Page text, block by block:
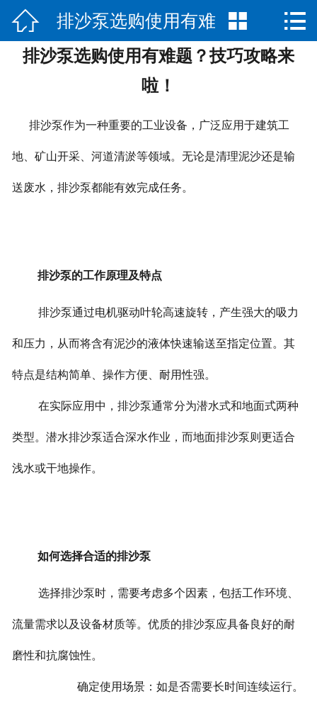
 网站首页
公司简介
新闻中心
荣誉资质
 排沙泵选购使用有难
题？技巧攻略来啦！
 
排沙泵选购使用有难题？技巧攻略来
啦！
排沙泵作为一种重要的工业设备，广泛应用于建筑工
地、矿山开采、河道清淤等领域。无论是清理泥沙还是输
送废水，排沙泵都能有效完成任务。
排沙泵的工作原理及特点
排沙泵通过电机驱动叶轮高速旋转，产生强大的吸力
和压力，从而将含有泥沙的液体快速输送至指定位置。其
特点是结构简单、操作方便、耐用性强。
在实际应用中，排沙泵通常分为潜水式和地面式两种
类型。潜水排沙泵适合深水作业，而地面排沙泵则更适合
浅水或干地操作。
如何选择合适的排沙泵
选择排沙泵时，需要考虑多个因素，包括工作环境、
流量需求以及设备材质等。优质的排沙泵应具备良好的耐
磨性和抗腐蚀性。
确定使用场景：如是否需要长时间连续运行。